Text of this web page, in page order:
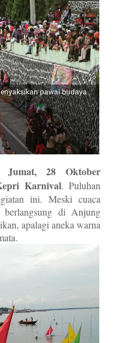
pawai budaya .
Jumat, 28 Oktober
Karnival. Puluhan
ini. Meski cuaca
berlangsung di Anjung
apalagi aneka warna